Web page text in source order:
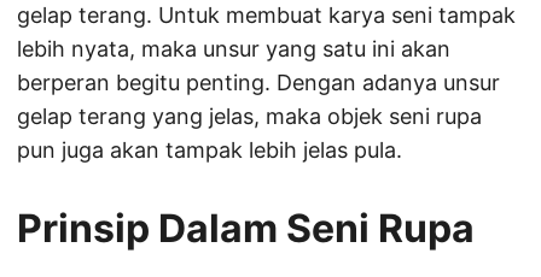
gelap terang. Untuk membuat karya seni tampak
lebih nyata, maka unsur yang satu ini akan
berperan begitu penting. Dengan adanya unsur
gelap terang yang jelas, maka objek seni rupa
pun juga akan tampak lebih jelas pula.
Prinsip Dalam Seni Rupa